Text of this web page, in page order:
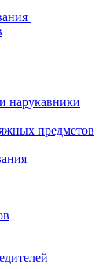
нарукавники
предметов